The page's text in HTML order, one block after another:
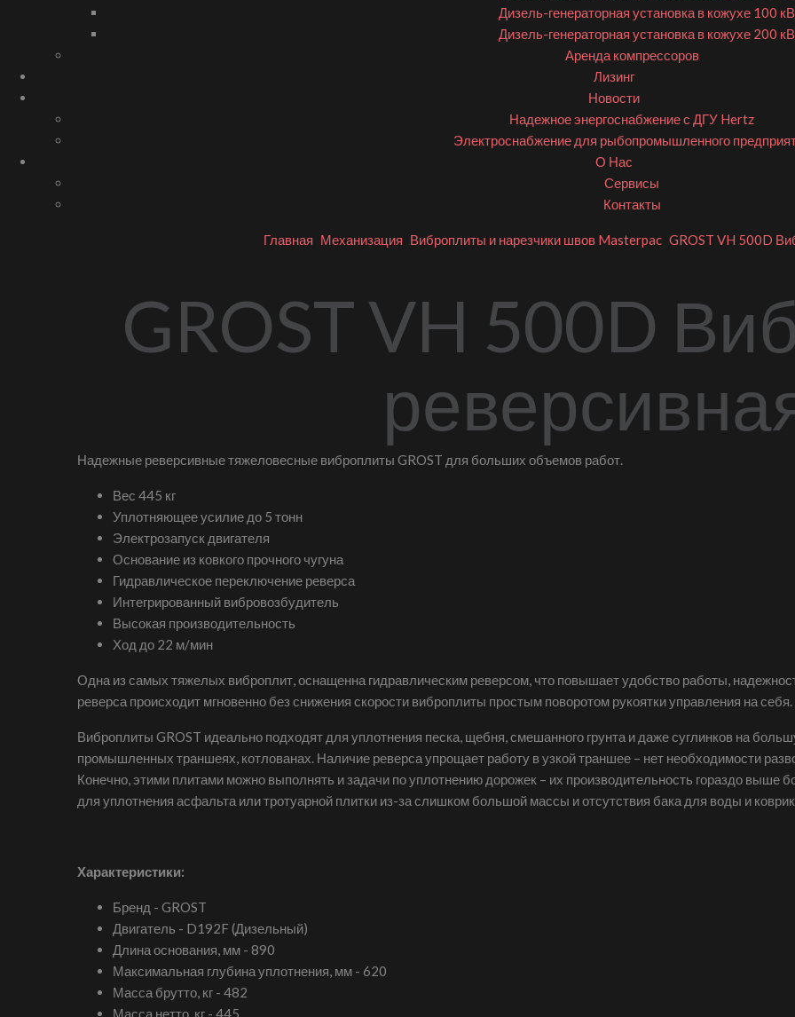
Дизель-генераторная установка в кожухе 100
Дизель-генераторная установка в кожухе 200
Аренда компрессоров
Лизинг
Новости
Надежное энергоснабжение с ДГУ Hertz
Электроснабжение для рыбопромышленного
О Нас
Сервисы
Контакты
Главная Механизация Виброплиты и нарезчики швов Masterpac GROST VH 500D
GROST VH 500D
Надежные реверсивные тяжеловесные виброплиты GROST для больших объемов работ.
Вес 445 кг
Уплотняющее усилие до 5 тонн
Электрозапуск двигателя
Основание из ковкого прочного чугуна
Гидравлическое переключение реверса
Интегрированный вибровозбудитель
Высокая производительность
Ход до 22 м/мин
Одна из самых тяжелых виброплит, оснащенна гидравлическим реверсом, что повышает удобство работы,
реверса происходит мгновенно без снижения скорости виброплиты простым поворотом рукоятки управления на себя.
Виброплиты GROST идеально подходят для уплотнения песка, щебня, смешанного грунта и даже суглинков на
промышленных траншеях, котлованах. Наличие реверса упрощает работу в узкой траншее – нет необходимости
Конечно, этими плитами можно выполнять и задачи по уплотнению дорожек – их производительность гораздо выше
для уплотнения асфальта или тротуарной плитки из-за слишком большой массы и отсутствия бака для воды и
Характеристики:
Бренд - GROST
Двигатель - D192F (Дизельный)
Длина основания, мм - 890
Максимальная глубина уплотнения, мм - 620
Масса брутто, кг - 482
Масса нетто, кг - 445